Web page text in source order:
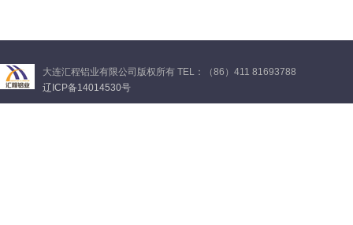
大连汇程铝业有限公司版权所有 TEL：（86）411 81693788
辽ICP备14014530号